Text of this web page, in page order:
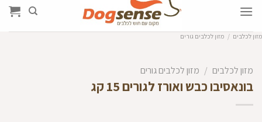
content
מזון לכלבים / מזון לכלבים גורים
מזון לכלבים / מזון לכלבים גורים
בונאסיבו כבש ואורז לגורים 15 קג